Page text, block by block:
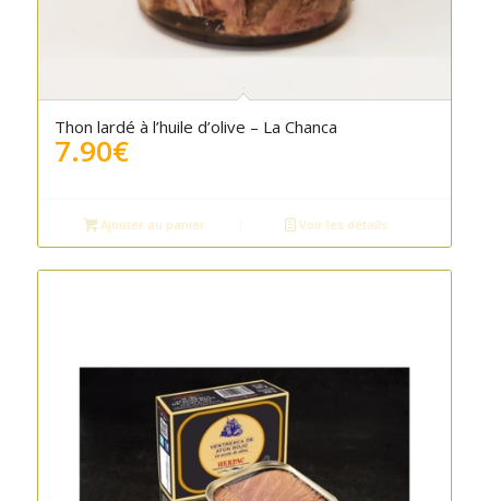
Thon lardé à l’huile d’olive – La Chanca
7.90€
Ajouter au panier Voir les détails